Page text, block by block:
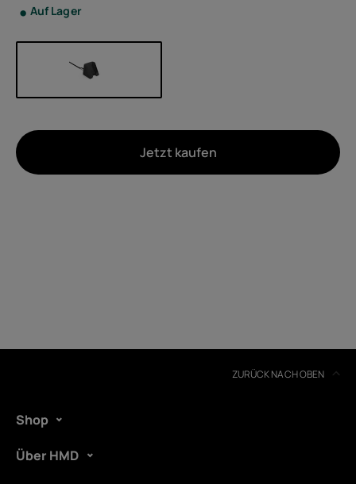
Auf Lager
Jetzt kaufen
ZURÜCK NACH OBEN
Shop
Über HMD